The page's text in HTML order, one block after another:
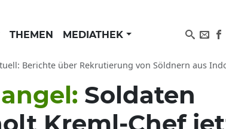
THEMEN MEDIATHEK
Berichte über Rekrutierung von Söldnern aus
Soldaten